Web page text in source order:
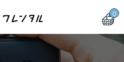
0